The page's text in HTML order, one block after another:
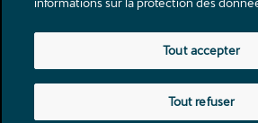
Rue de la Pierre-à-Mazel 25, 2000
Mentions légales
Politique de confidentialité
Tout refuser
Tout accepter